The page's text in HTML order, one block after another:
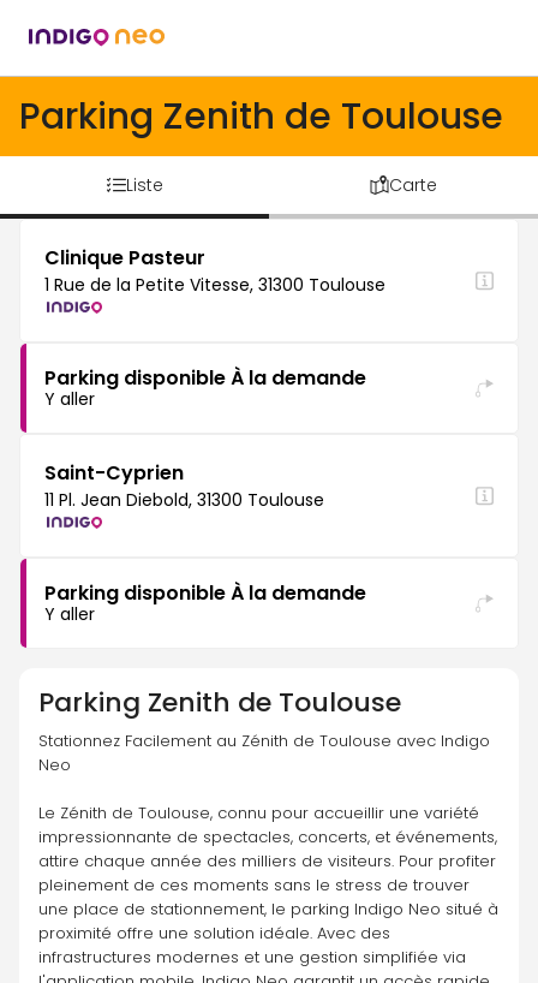
Parking Zenith de Toulouse
Liste Carte
Clinique Pasteur
1 Rue de la Petite Vitesse, 31300 Toulouse
Parking disponible À la demande
Y aller
Saint-Cyprien
11 Pl. Jean Diebold, 31300 Toulouse
Parking disponible À la demande
Y aller
Parking Zenith de Toulouse
Stationnez Facilement au Zénith de Toulouse avec Indigo
Neo
Le Zénith de Toulouse, connu pour accueillir une variété
impressionnante de spectacles, concerts, et événements,
attire chaque année des milliers de visiteurs. Pour profiter
pleinement de ces moments sans le stress de trouver
une place de stationnement, le parking Indigo Neo situé à
proximité offre une solution idéale. Avec des
infrastructures modernes et une gestion simplifiée via